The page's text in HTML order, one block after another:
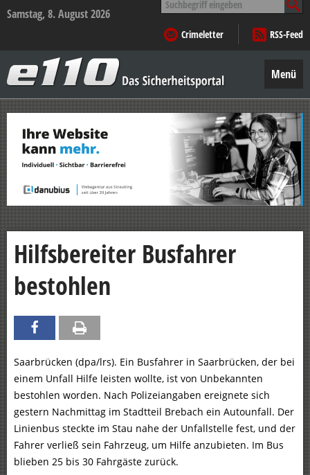
Samstag, 8. August 2026
nach:
Crimeletter
RSS-Feed
–
Das
Sicherheitsportal
Menü
Zum
Inhalt
springen
Hilfsbereiter Busfahrer
bestohlen
Saarbrücken (dpa/lrs). Ein Busfahrer in Saarbrücken, der bei
einem Unfall Hilfe leisten wollte, ist von Unbekannten
bestohlen worden. Nach Polizeiangaben ereignete sich
gestern Nachmittag im Stadtteil Brebach ein Autounfall. Der
Linienbus steckte im Stau nahe der Unfallstelle fest, und der
Fahrer verließ sein Fahrzeug, um Hilfe anzubieten. Im Bus
blieben 25 bis 30 Fahrgäste zurück.